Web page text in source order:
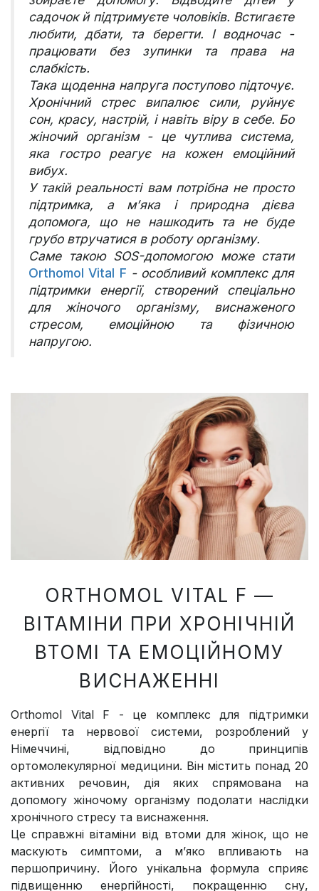
садочок й підтримуєте чоловіків. Встигаєте
любити, дбати, та берегти. І водночас -
працювати без зупинки та права на
слабкість.
Така щоденна напруга поступово підточує.
Хронічний стрес випалює сили, руйнує
сон, красу, настрій, і навіть віру в себе. Бо
жіночий організм - це чутлива система,
яка гостро реагує на кожен емоційний
вибух.
У такій реальності вам потрібна не просто
підтримка, а м’яка і природна дієва
допомога, що не нашкодить та не буде
грубо втручатися в роботу організму.
Саме такою SOS-допомогою може стати
Orthomol Vital F - особливий комплекс для
підтримки енергії, створений спеціально
для жіночого організму, виснаженого
стресом, емоційною та фізичною
напругою.
ORTHOMOL VITAL F —
ВІТАМІНИ ПРИ ХРОНІЧНІЙ
ВТОМІ ТА ЕМОЦІЙНОМУ
ВИСНАЖЕННІ
Orthomol Vital F - це комплекс для підтримки
енергії та нервової системи, розроблений у
Німеччині, відповідно до принципів
ортомолекулярної медицини. Він містить понад 20
активних речовин, дія яких спрямована на
допомогу жіночому організму подолати наслідки
хронічного стресу та виснаження.
Це справжні вітаміни від втоми для жінок, що не
маскують симптоми, а м’яко впливають на
першопричину. Його унікальна формула сприяє
підвищенню енергійності, покращенню сну,